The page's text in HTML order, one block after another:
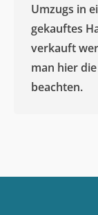
Umzugs in
gekauftes
verkauft
man hier
beachten.